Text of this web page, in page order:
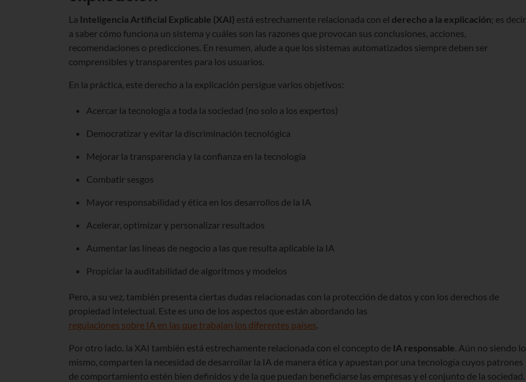
La Inteligencia Artificial Explicable (XAI) está estrechamente relacionada con el derecho a la explicación; es
a saber cómo funciona un sistema y cuáles son las razones que provocan sus conclusiones, acciones,
recomendaciones o predicciones. En resumen, alude a que los sistemas automatizados siempre deben ser
comprensibles y transparentes para los usuarios.
En la práctica, este derecho a la explicación persigue varios objetivos:
Acercar la tecnología a toda la sociedad (no solo a los expertos)
Democratizar y evitar la discriminación tecnológica
Mejorar la transparencia y la confianza en la tecnología
Combatir sesgos
Mayor responsabilidad y ética en los desarrollos de la IA
Acelerar, optimizar y personalizar resultados
Aumentar las líneas de negocio a las que resulta aplicable la IA
Propiciar la auditabilidad de algoritmos y modelos
Pero, a su vez, también presenta ciertas dudas relacionadas con la protección de datos y con los derechos de
propiedad intelectual. Este es uno de los aspectos que están abordando las
regulaciones sobre IA en las que trabajan los diferentes países.
Por otro lado, la XAI también está estrechamente relacionada con el concepto de IA responsable. Aún no siendo lo
mismo, comparten la necesidad de desarrollar la IA de manera ética y apuestan por una tecnología cuyos patrones
de comportamiento estén bien definidos y de la que puedan beneficiarse las empresas y el conjunto de la sociedad.